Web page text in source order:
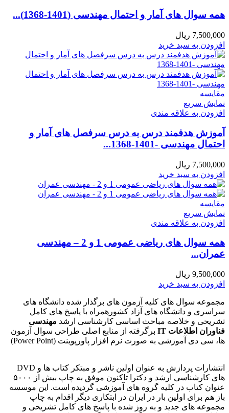
همه سوال های آمار و احتمال مهندسی (1401-1368)...
7,500,000 ریال
افزودن به سبد خرید
مقايسه
نمایش سریع
افزودن به علاقه مندی
آموزش هدفمند درس به درس سرفصل های آمار و
احتمال مهندسی -1401-1368...
7,500,000 ریال
افزودن به سبد خرید
مقايسه
نمایش سریع
افزودن به علاقه مندی
همه سوال های ریاضی عمومی 1 و 2 – مهندسی
عمران...
9,500,000 ریال
افزودن به سبد خرید
مجموعه سوال های کلیه آزمون های برگذار شده دانشگاه های
سراسری و دانشگاه های آزاد کشورهمراه با پاسخ های کامل
تشریحی و خلاصه مباحث اساسی کارشناسی ارشد مهندسی
فناوران اطلاعات IT
برگرفته از منابع اصلی طراحی سوال آزمون
ها، سی دی آموزشی به صورت نرم افزار پاورپوینت (Power Point)
انتشارات پردازش به عنوان اولین ناشر و مبتکر کتاب ها و DVD
های کارشناسی ارشد و دکترا تاکنون موفق به چاپ بیش از ۵۰۰۰
عنوان کتاب در کلیه گروه های آموزشی گردیده است. این موسسه
باز هم برای اولین بار در ایران در ابتکاری دیگر اقدام به چاپ
مجموعه های جدید و به روز شده با پاسخ های کامل تشریحی و